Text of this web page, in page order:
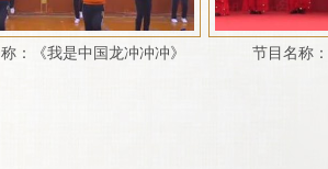
：《我是中国龙冲冲冲》 节目名称